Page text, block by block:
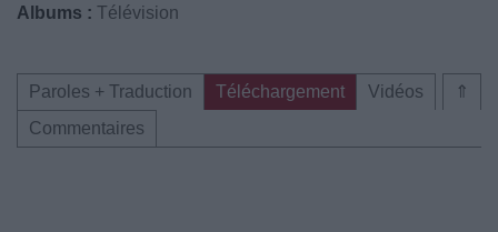
Albums : Télévision
⇑
Paroles + Traduction Téléchargement
Vidéos
Commentaires